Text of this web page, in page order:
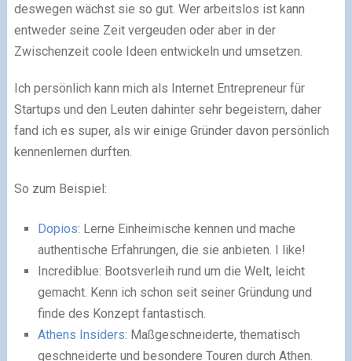
deswegen wächst sie so gut. Wer arbeitslos ist kann
entweder seine Zeit vergeuden oder aber in der
Zwischenzeit coole Ideen entwickeln und umsetzen.
Ich persönlich kann mich als Internet Entrepreneur für
Startups und den Leuten dahinter sehr begeistern, daher
fand ich es super, als wir einige Gründer davon persönlich
kennenlernen durften.
So zum Beispiel:
Dopios: Lerne Einheimische kennen und mache
authentische Erfahrungen, die sie anbieten. I like!
Incrediblue: Bootsverleih rund um die Welt, leicht
gemacht. Kenn ich schon seit seiner Gründung und
finde des Konzept fantastisch.
Athens Insiders: Maßgeschneiderte, thematisch
geschneiderte und besondere Touren durch Athen.